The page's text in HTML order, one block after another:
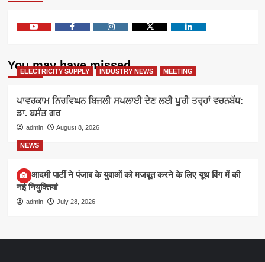
You may have missed
ELECTRICITY SUPPLY INDUSTRY NEWS MEETING
ਪਾਵਰਕਾਮ ਨਿਰਵਿਘਨ ਬਿਜਲੀ ਸਪਲਾਈ ਦੇਣ ਲਈ ਪੂਰੀ ਤਰ੍ਹਾਂ ਵਚਨਬੱਧ:
ਡਾ. ਬਸੰਤ ਗਰ
admin August 8, 2026
NEWS
आम आदमी पार्टी ने पंजाब के युवाओं को मजबूत करने के लिए यूथ विंग में की
नई नियुक्तियां
admin July 28, 2026